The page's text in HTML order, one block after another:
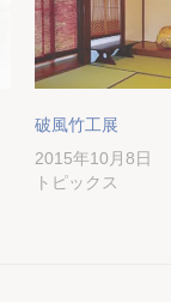
破風竹工展
2015年10月8日
トピックス